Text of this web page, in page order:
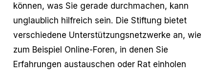
können, was Sie gerade durchmachen, kann
unglaublich hilfreich sein. Die Stiftung bietet
verschiedene Unterstützungsnetzwerke an, wie
zum Beispiel Online-Foren, in denen Sie
Erfahrungen austauschen oder Rat einholen